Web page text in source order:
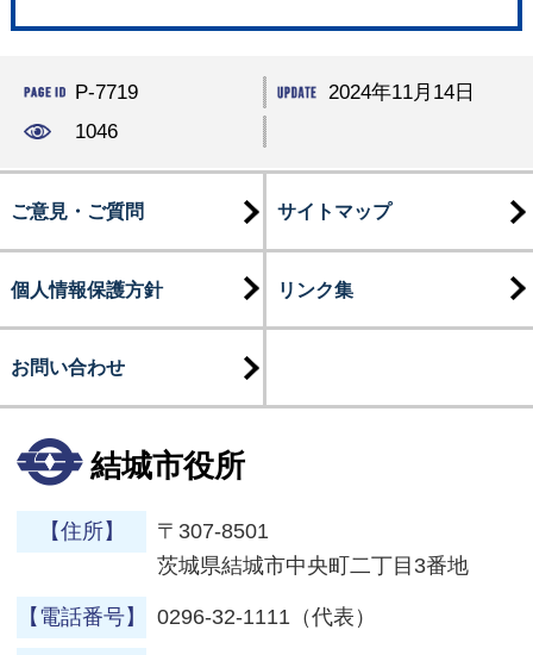
P-7719
2024年11月14日
1046
ご意見・ご質問 サイトマップ
個人情報保護方針 リンク集
お問い合わせ
結城市役所
【住所】
〒307-8501
茨城県結城市中央町二丁目3番地
【電話番号】 0296-32-1111（代表）